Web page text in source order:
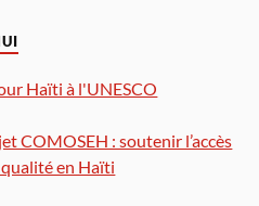
Haïti à l'UNESCO
COMOSEH : soutenir l’accès
en Haïti